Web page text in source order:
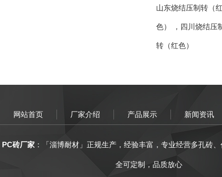
山东烧结压制转（
色） ， 四川烧结压
转（红色）
网站首页 厂家介绍 产品展示 新闻资讯
PC砖厂家 ：「淄博耐材 」正规生产， 经验丰富 ， 专业经营多孔砖
全可定制，品质放心